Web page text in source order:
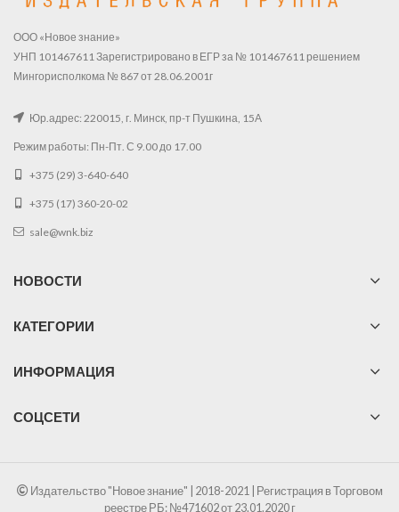
ООО «Новое знание»
УНП 101467611 Зарегистрировано в ЕГР за № 101467611 решением
Мингорисполкома № 867 от 28.06.2001г
Юр.адрес: 220015, г. Минск, пр-т Пушкина, 15А
Режим работы: Пн-Пт. С 9.00 до 17.00
+375 (29) 3-640-640
+375 (17) 360-20-02
sale@wnk.biz
НОВОСТИ
КАТЕГОРИИ
ИНФОРМАЦИЯ
СОЦСЕТИ
Издательство "Новое знание" | 2018-2021 | Регистрация в Торговом
реестре РБ: №471602 от 23.01.2020 г